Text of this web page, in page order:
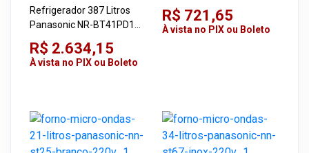
Refrigerador 387 Litros
Panasonic NR-BT41PD1W
Branco 220V Frost Free
Duplex A+++
R$ 2.634,15
À vista no PIX ou Boleto
Branco 220V
R$ 721,65
À vista no PIX ou Boleto